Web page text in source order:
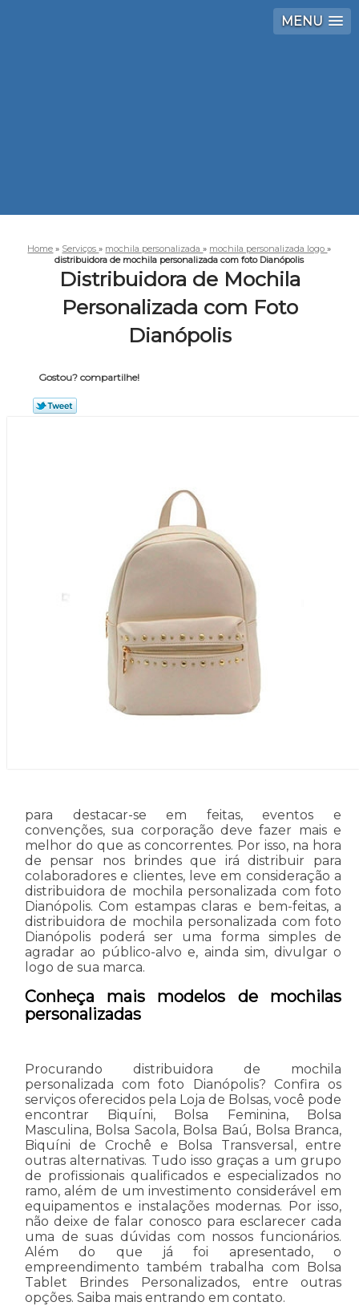
MENU
Home » Serviços» mochila personalizada» mochila personalizada logo»
distribuidora de mochila personalizada com foto Dianópolis
Distribuidora de Mochila
Personalizada com Foto
Dianópolis
Gostou? compartilhe!
para destacar-se em feitas, eventos e
convenções, sua corporação deve fazer mais e
melhor do que as concorrentes. Por isso, na hora
de pensar nos brindes que irá distribuir para
colaboradores e clientes, leve em consideração a
distribuidora de mochila personalizada com foto
Dianópolis. Com estampas claras e bem-feitas, a
distribuidora de mochila personalizada com foto
Dianópolis poderá ser uma forma simples de
agradar ao público-alvo e, ainda sim, divulgar o
logo de sua marca.
Conheça mais modelos de mochilas
personalizadas
Procurando distribuidora de mochila
personalizada com foto Dianópolis? Confira os
serviços oferecidos pela Loja de Bolsas, você pode
encontrar Biquíni, Bolsa Feminina, Bolsa
Masculina, Bolsa Sacola, Bolsa Baú, Bolsa Branca,
Biquíni de Crochê e Bolsa Transversal, entre
outras alternativas. Tudo isso graças a um grupo
de profissionais qualificados e especializados no
ramo, além de um investimento considerável em
equipamentos e instalações modernas. Por isso,
não deixe de falar conosco para esclarecer cada
uma de suas dúvidas com nossos funcionários.
Além do que já foi apresentado, o
empreendimento também trabalha com Bolsa
Tablet Brindes Personalizados, entre outras
opções. Saiba mais entrando em contato.